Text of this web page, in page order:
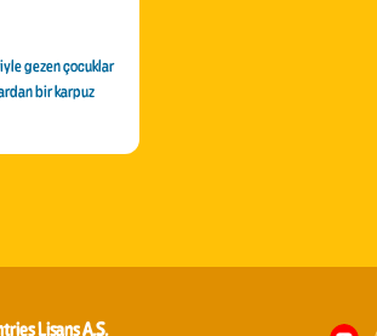
gezen çocuklar
bir karpuz
Lisans A.Ş.